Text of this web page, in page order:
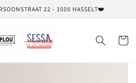
22 - 3500 HASSELT❤️